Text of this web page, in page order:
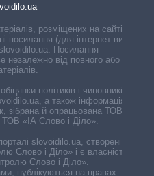
розміщених на сайті,
посилання (для інтернет-видань
Посилання
незалежно від повного або
політиків і чиновників,
а також інформація про
зібрана й опрацьована ТОВ «ІА
ТОВ «ІА Слово і Діло».
slovoidilo.ua, створені ГО
Слово і Діло» і є власністю
Слово і Діло».
публікуються на правах